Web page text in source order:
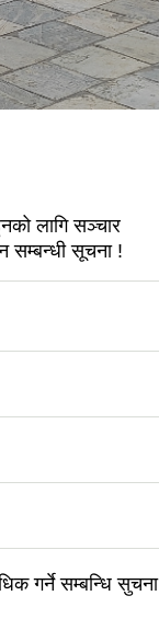
लागि सञ्चार
सम्बन्धी सूचना !
गर्ने सम्बन्धि सुचना